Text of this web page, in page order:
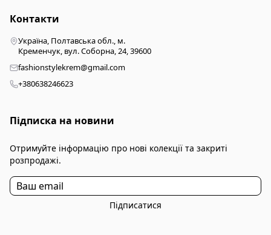
Контакти
Україна, Полтавська обл., м.
Кременчук, вул. Соборна, 24, 39600
fashionstylekrem@gmail.com
+380638246623
Підписка на новини
Отримуйте інформацію про нові колекції та закриті
розпродажі.
Підписатися